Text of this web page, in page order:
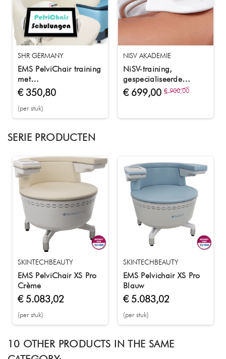
SHR GERMANY
EMS PelviChair training
met
trainingsdocumenten &
certificaat
€ 350,80
(per stuk)
NISV AKADEMIE
NiSV-training,
gespecialiseerde
kennismodule 4 EMV
voor stimulatie
€ 699,00 € 900,00
SERIE PRODUCTEN
SKINTECHBEAUTY
EMS PelviChair XS Pro
Crème
€ 5.083,02
(per stuk)
SKINTECHBEAUTY
EMS Pelvichair XS Pro
Blauw
€ 5.083,02
(per stuk)
10 OTHER PRODUCTS IN THE SAME